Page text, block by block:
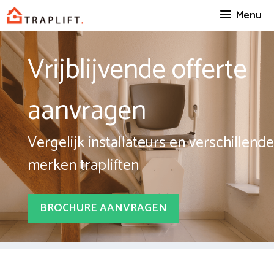
Spring
naar
inhoud
Menu
Vrijblijvende offerte
aanvragen
Vergelijk installateurs en verschillende
merken trapliften
BROCHURE AANVRAGEN